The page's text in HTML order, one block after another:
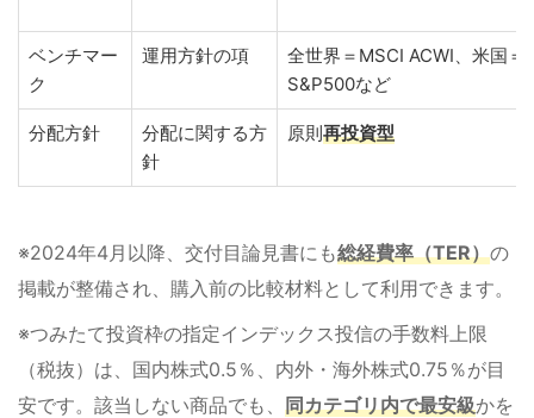
ベンチマー
ク
運用方針の項
全世界＝MSCI ACWI、米国＝
S&P500など
分配方針
分配に関する方
針
原則再投資型
※2024年4月以降、交付目論見書にも総経費率（TER）の
掲載が整備され、購入前の比較材料として利用できます。
※つみたて投資枠の指定インデックス投信の手数料上限
（税抜）は、国内株式0.5％、内外・海外株式0.75％が目
安です。該当しない商品でも、 同カテゴリ内で最安級かを